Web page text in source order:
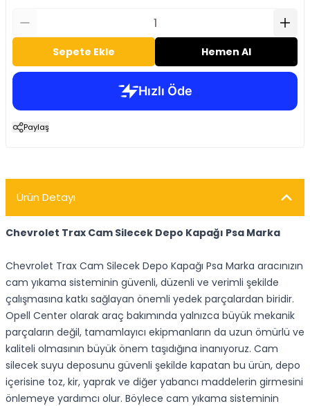
Sepete Ekle Hemen Al
Paylaş
Ürün Detayı
Chevrolet Trax Cam Silecek Depo Kapağı Psa Marka
Chevrolet Trax Cam Silecek Depo Kapağı Psa Marka aracınızın
cam yıkama sisteminin güvenli, düzenli ve verimli şekilde
çalışmasına katkı sağlayan önemli yedek parçalardan biridir.
Opell Center olarak araç bakımında yalnızca büyük mekanik
parçaların değil, tamamlayıcı ekipmanların da uzun ömürlü ve
kaliteli olmasının büyük önem taşıdığına inanıyoruz. Cam
silecek suyu deposunu güvenli şekilde kapatan bu ürün, depo
içerisine toz, kir, yaprak ve diğer yabancı maddelerin girmesini
önlemeye yardımcı olur. Böylece cam yıkama sisteminin